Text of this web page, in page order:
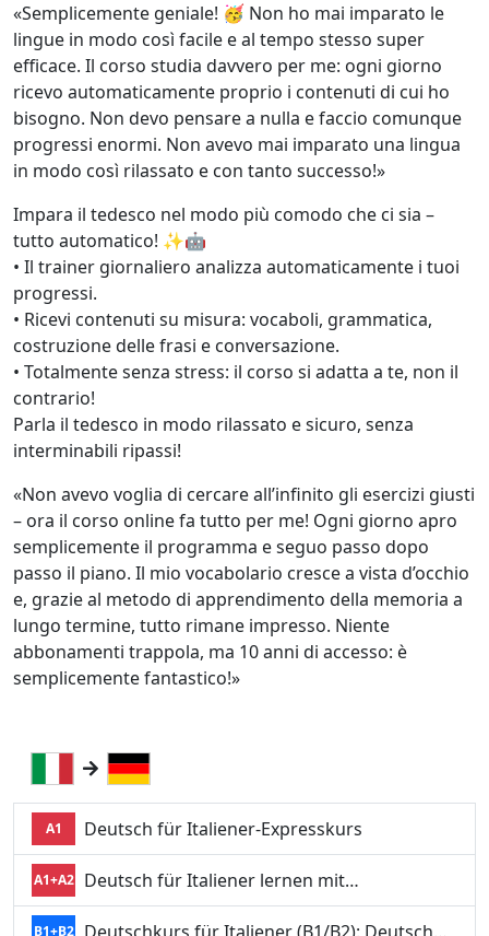
«Semplicemente geniale! 🥳 Non ho mai imparato le
lingue in modo così facile e al tempo stesso super
efficace. Il corso studia davvero per me: ogni giorno
ricevo automaticamente proprio i contenuti di cui ho
bisogno. Non devo pensare a nulla e faccio comunque
progressi enormi. Non avevo mai imparato una lingua
in modo così rilassato e con tanto successo!»
Impara il tedesco nel modo più comodo che ci sia –
tutto automatico! ✨🤖
• Il trainer giornaliero analizza automaticamente i tuoi
progressi.
• Ricevi contenuti su misura: vocaboli, grammatica,
costruzione delle frasi e conversazione.
• Totalmente senza stress: il corso si adatta a te, non il
contrario!
Parla il tedesco in modo rilassato e sicuro, senza
interminabili ripassi!
«Non avevo voglia di cercare all’infinito gli esercizi giusti
– ora il corso online fa tutto per me! Ogni giorno apro
semplicemente il programma e seguo passo dopo
passo il piano. Il mio vocabolario cresce a vista d’occhio
e, grazie al metodo di apprendimento della memoria a
lungo termine, tutto rimane impresso. Niente
abbonamenti trappola, ma 10 anni di accesso: è
semplicemente fantastico!»
A1 Deutsch für Italiener-Expresskurs
A1+A2 Deutsch für Italiener lernen mit…
B1+B2